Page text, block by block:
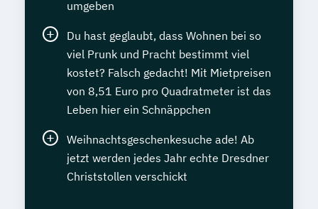
umgeben
Du hast geglaubt, dass Wohnen bei so
viel Prunk und Pracht bestimmt viel
kostet? Falsch gedacht! Mit Mietpreisen
von 8,51 Euro pro Quadratmeter ist das
Leben hier ein Schnäppchen
Weihnachtsgeschenkesuche ade! Ab
jetzt werden jedes Jahr echte Dresdner
Christstollen verschickt